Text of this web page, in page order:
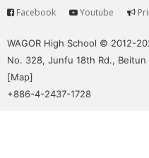
動
的
世
界
公
Service
Facebook Youtube
WAGOR High School © 2012-
No. 328, Junfu 18th Rd.,
[Map]
+886-4-2437-1728